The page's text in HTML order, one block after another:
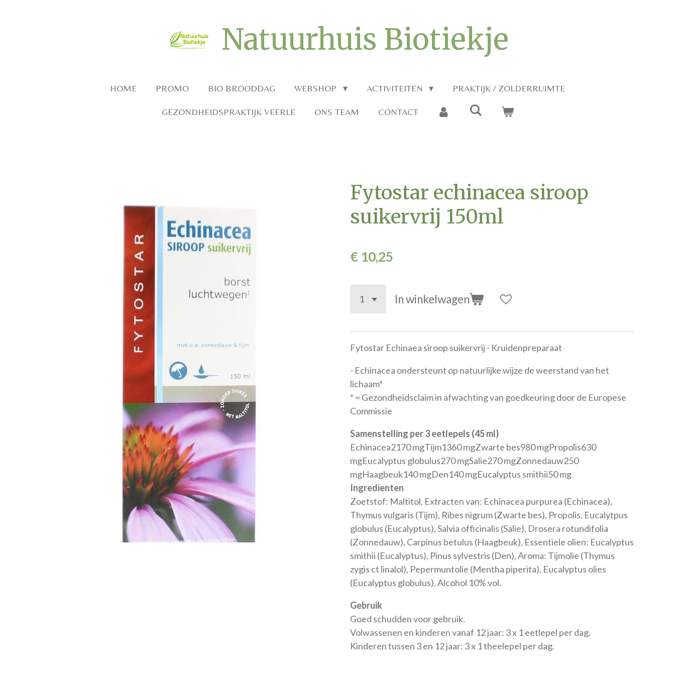
Natuurhuis Biotiekje
HOME PROMO BIO BROODDAG WEBSHOP ACTIVITEITEN PRAKTIJK / ZOLDERRUIMTE
GEZONDHEIDSPRAKTIJK VEERLE ONS TEAM CONTACT
Fytostar echinacea siroop
suikervrij 150ml
€ 10,25
In winkelwagen
Fytostar Echinaea siroop suikervrij - Kruidenpreparaat
- Echinacea ondersteunt op natuurlijke wijze de weerstand van het
lichaam*
* = Gezondheidsclaim in afwachting van goedkeuring door de Europese
Commissie
Samenstelling per 3 eetlepels (45 ml)
Echinacea2170 mgTijm1360 mgZwarte bes980 mgPropolis630
mgEucalyptus globulus270 mgSalie270 mgZonnedauw250
mgHaagbeuk140 mgDen140 mgEucalyptus smithii50 mg
Ingredienten
Zoetstof: Maltitol, Extracten van: Echinacea purpurea (Echinacea),
Thymus vulgaris (Tijm), Ribes nigrum (Zwarte bes), Propolis, Eucalytpus
globulus (Eucalyptus), Salvia officinalis (Salie), Drosera rotundifolia
(Zonnedauw), Carpinus betulus (Haagbeuk), Essentiele olien: Eucalyptus
smithii (Eucalyptus), Pinus sylvestris (Den), Aroma: Tijmolie (Thymus
zygis ct linalol), Pepermuntolie (Mentha piperita), Eucalyptus olies
(Eucalyptus globulus), Alcohol 10% vol.
Gebruik
Goed schudden voor gebruik.
Volwassenen en kinderen vanaf 12 jaar: 3 x 1 eetlepel per dag.
Kinderen tussen 3 en 12 jaar: 3 x 1 theelepel per dag.